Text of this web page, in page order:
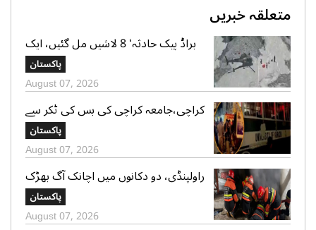
متعلقہ خبریں
براڈ پیک حادثہ‘ 8 لاشیں مل گئیں، ایک
تک رسائی مشکل، 2 کی تلاش جاری‘
صدر الپائن کلب
پاکستان
August 07, 2026
کراچی،جامعہ کراچی کی بس کی ٹکر سے
موٹر سائیکل سوار لڑکی جاں بحق،ڈرائیور
گرفتار
پاکستان
August 07, 2026
راولپنڈی، دو دکانوں میں اچانک آگ بھڑک
اٹھی، ریسکیو کی بروقت کارروائی، بڑا
نقصان ٹل گیا
پاکستان
August 07, 2026